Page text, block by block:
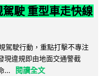
駛 重型車走快線
駕駛行動，重點打擊不專注
現違規即由地面交通警截
...
閱讀全文